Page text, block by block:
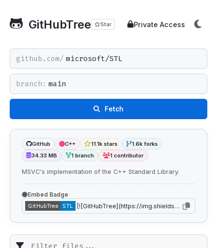
GitHubTree Star Private Access
github.com/
branch:
Fetch
GitHub C++ 11.1k stars
1.6k forks
34.33 MB
1 branch 1 contributor
MSVC's implementation of the C++ Standard Library.
Embed Badge